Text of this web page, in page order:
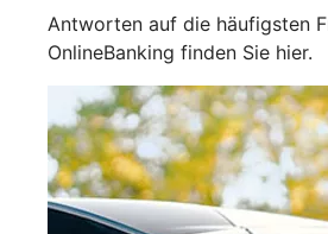
Antworten auf die häufigsten
OnlineBanking finden Sie hier.